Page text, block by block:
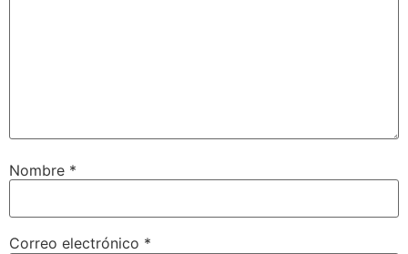
Nombre *
Correo electrónico *